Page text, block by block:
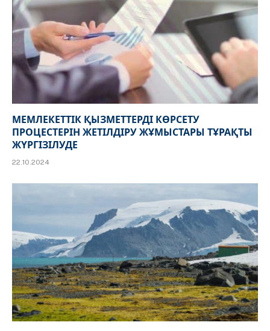
МЕМЛЕКЕТТІК ҚЫЗМЕТТЕРДІ КӨРСЕТУ
ПРОЦЕСТЕРІН ЖЕТІЛДІРУ ЖҰМЫСТАРЫ ТҰРАҚТЫ
ЖҮРГІЗІЛУДЕ
22.10.2024